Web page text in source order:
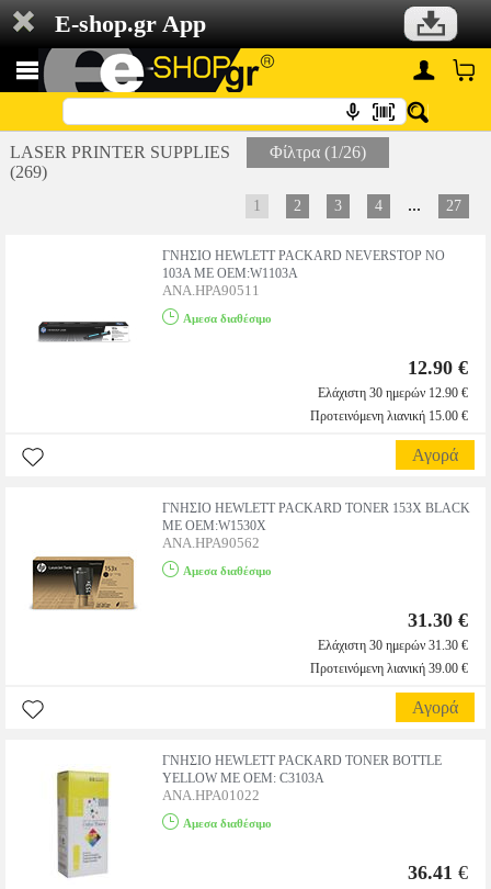
E-shop.gr App
LASER PRINTER SUPPLIES
(269)
Φίλτρα (1/26)
1 2 3 4 ... 27
ΓΝΗΣΙΟ HEWLETT PACKARD NEVERSTOP NO
103A ΜΕ OEM:W1103A
ANA.HPA90511
Αμεσα διαθέσιμο
12.90 €
Ελάχιστη 30 ημερών 12.90 €
Προτεινόμενη λιανική 15.00 €
Αγορά
ΓΝΗΣΙΟ HEWLETT PACKARD TONER 153X BLACK
ΜΕ OEM:W1530X
ANA.HPA90562
Αμεσα διαθέσιμο
31.30 €
Ελάχιστη 30 ημερών 31.30 €
Προτεινόμενη λιανική 39.00 €
Αγορά
ΓΝΗΣΙΟ HEWLETT PACKARD TONER BOTTLE
YELLOW ΜΕ OEM: C3103A
ANA.HPA01022
Αμεσα διαθέσιμο
36.41 €